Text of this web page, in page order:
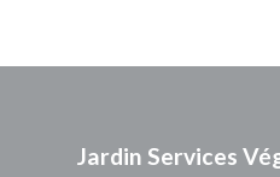
Jardin Services